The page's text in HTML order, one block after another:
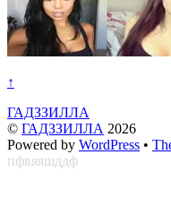
↑
ГАДЗЗИЛЛА
© ГАДЗЗИЛЛА 2026
Powered by WordPress •
пфвяяшддф